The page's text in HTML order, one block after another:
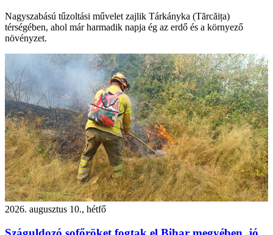
Nagyszabású tűzoltási művelet zajlik Tárkányka (Tărcăița)
térségében, ahol már harmadik napja ég az erdő és a környező
növényzet.
2026. augusztus 10., hétfő